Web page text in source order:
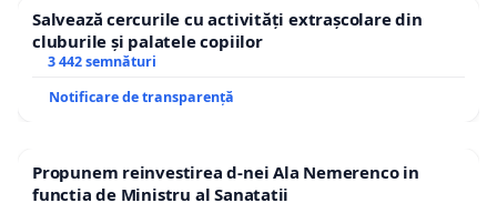
Salvează cercurile cu activități extrașcolare din
cluburile și palatele copiilor
3 442 semnături
Notificare de transparență
Propunem reinvestirea d-nei Ala Nemerenco in
functia de Ministru al Sanatatii